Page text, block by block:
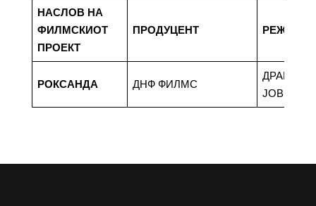
НАСЛОВ НА
ФИЛМСКИОТ
ПРОЕКТ
ПРОДУЦЕНТ РЕЖИСЕР
РОКСАНДА ДНФ ФИЛМС
ДРАГАН